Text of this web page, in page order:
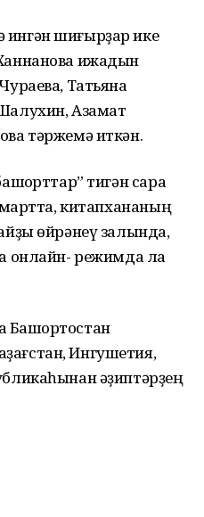
шиғырҙар ике
ижадын
Татьяна
Азамат
тәржемә иткән.
тигән сара
мартта, китапхананың
өйрәнеү залында,
онлайн- режимда ла
Ингушетия,
әҙиптәрҙең